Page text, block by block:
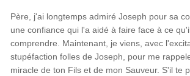
Père, j'ai longtemps admiré Joseph pour sa
une confiance qui l'a aidé à faire face à ce
comprendre. Maintenant, je viens, avec
stupéfaction folles de Joseph, pour me
miracle de ton Fils et de mon Sauveur. S'il te